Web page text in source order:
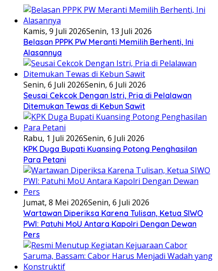
Kamis, 9 Juli 2026Senin, 13 Juli 2026
Belasan PPPK PW Meranti Memilih Berhenti, Ini
Alasannya
Senin, 6 Juli 2026Senin, 6 Juli 2026
Seusai Cekcok Dengan Istri, Pria di Pelalawan
Ditemukan Tewas di Kebun Sawit
Rabu, 1 Juli 2026Senin, 6 Juli 2026
KPK Duga Bupati Kuansing Potong Penghasilan
Para Petani
Jumat, 8 Mei 2026Senin, 6 Juli 2026
Wartawan Diperiksa Karena Tulisan, Ketua SIWO
PWI: Patuhi MoU Antara Kapolri Dengan Dewan
Pers